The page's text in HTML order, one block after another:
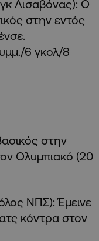
Λισαβόνας): Ο
στην εντός
6 γκολ/8
στην
Ολυμπιακό (20
ΝΠΣ): Έμεινε
κόντρα στον